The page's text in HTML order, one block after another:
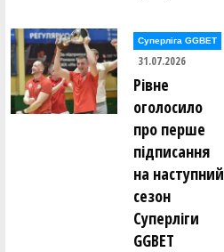
Суперліга GGBET
31.07.2026
Рівне
оголосило
про перше
підписання
на наступний
сезон
Суперліги
GGBET